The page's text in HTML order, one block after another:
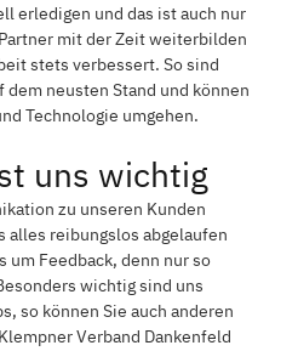
erledigen und das ist auch nur
mit der Zeit weiterbilden
stets verbessert. So sind
neusten Stand und können
Technologie umgehen.
uns wichtig
zu unseren Kunden
alles reibungslos abgelaufen
Feedback, denn nur so
wichtig sind uns
so können Sie auch anderen
Verband Dankenfeld